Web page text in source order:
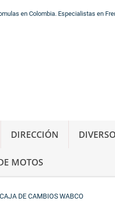
en Colombia. Especialistas en
DIRECCIÓN
MOTOS
DE CAMBIOS WABCO